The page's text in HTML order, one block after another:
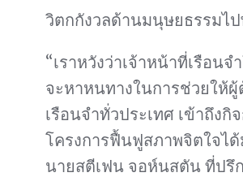
วิตกกังวลด้านมนุษยธรรมไ
“เราหวังว่าเจ้าหน้าที่เรือน
จะหาหนทางในการช่วยให้ผู้
เรือนจำทั่วประเทศ เข้าถึงกิ
โครงการฟื้นฟูสภาพจิตใจไ
นายสตีเฟน จอห์นสตัน ที่ปรึ